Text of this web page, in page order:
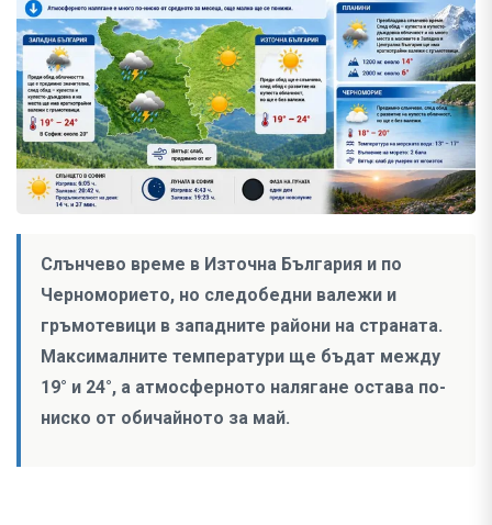
Слънчево време в Източна България и по
Черноморието, но следобедни валежи и
гръмотевици в западните райони на страната.
Максималните температури ще бъдат между
19° и 24°, а атмосферното налягане остава по-
ниско от обичайното за май.